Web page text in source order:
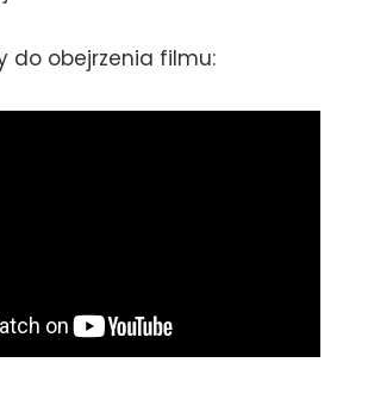
do obejrzenia filmu: